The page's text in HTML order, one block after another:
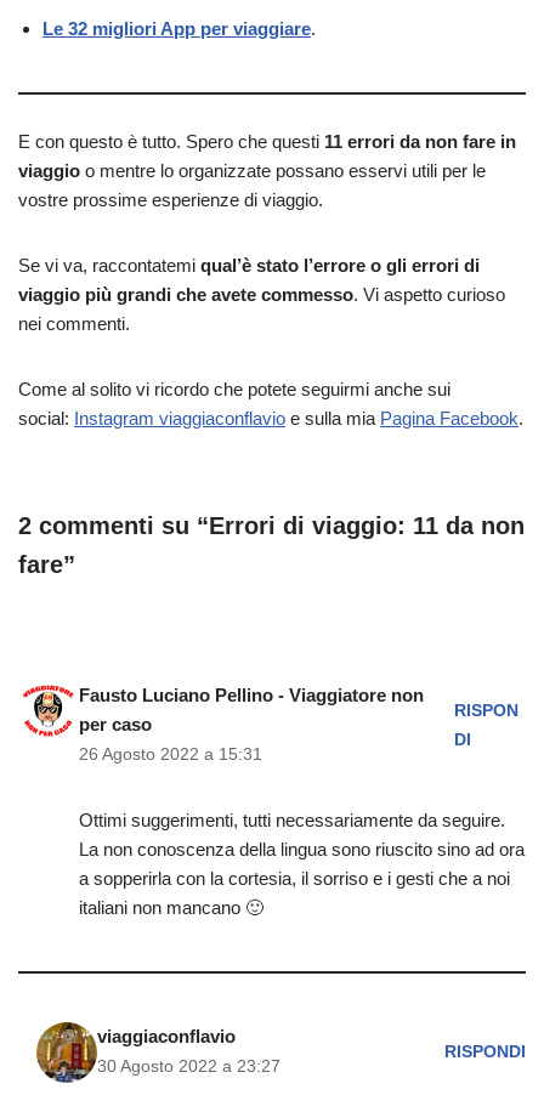
Le 32 migliori App per viaggiare.
E con questo è tutto. Spero che questi 11 errori da non fare in
viaggio o mentre lo organizzate possano esservi utili per le
vostre prossime esperienze di viaggio.
Se vi va, raccontatemi qual’è stato l’errore o gli errori di
viaggio più grandi che avete commesso. Vi aspetto curioso
nei commenti.
Come al solito vi ricordo che potete seguirmi anche sui
social: Instagram viaggiaconflavio e sulla mia Pagina Facebook.
2 commenti su “Errori di viaggio: 11 da non
fare”
Fausto Luciano Pellino - Viaggiatore non
per caso
26 Agosto 2022 a 15:31
RISPON
DI
Ottimi suggerimenti, tutti necessariamente da seguire.
La non conoscenza della lingua sono riuscito sino ad ora
a sopperirla con la cortesia, il sorriso e i gesti che a noi
italiani non mancano 🙂
viaggiaconflavio
30 Agosto 2022 a 23:27
RISPONDI